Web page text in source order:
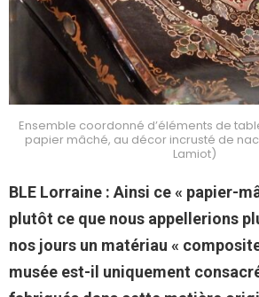
Ensemble coordonné d’éléments de
papier mâché, au décor incrusté de
Lamiot)
BLE Lorraine : Ainsi ce « papier-
plutôt ce que nous appellerions
nos jours un matériau «
musée est-il uniquement